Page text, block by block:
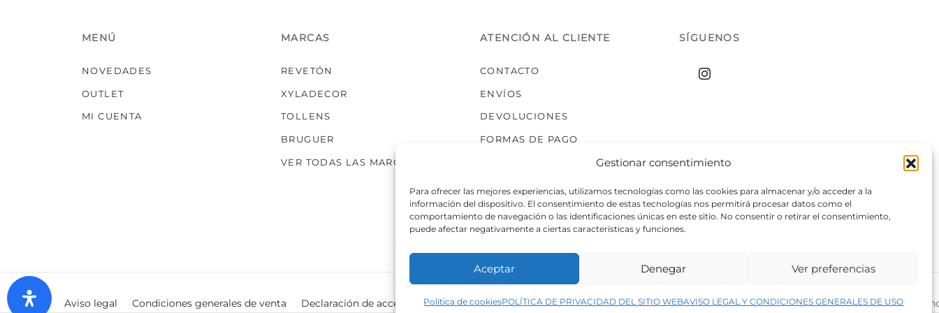
Gestionar consentimiento
Para ofrecer las mejores experiencias, utilizamos tecnologías como las cookies para almacenar y/o acceder a la
información del dispositivo. El consentimiento de estas tecnologías nos permitirá procesar datos como el
comportamiento de navegación o las identificaciones únicas en este sitio. No consentir o retirar el consentimiento,
puede afectar negativamente a ciertas características y funciones.
Aceptar Denegar Ver preferencias
Política de cookiesPOLÍTICA DE PRIVACIDAD DEL SITIO WEBAVISO LEGAL Y CONDICIONES GENERALES DE USO
MENÚ
NOVEDADES
OUTLET
MI CUENTA
MARCAS
REVETÓN
XYLADECOR
TOLLENS
BRUGUER
VER TODAS LAS MARCAS
ATENCIÓN AL CLIENTE
CONTACTO
ENVÍOS
DEVOLUCIONES
FORMAS DE PAGO
SÍGUENOS
Aviso legal Condiciones generales de venta Declaración de accesibilidad Política de cookies Política de privacidad del sitio web ©2026 Decopintur- todos los